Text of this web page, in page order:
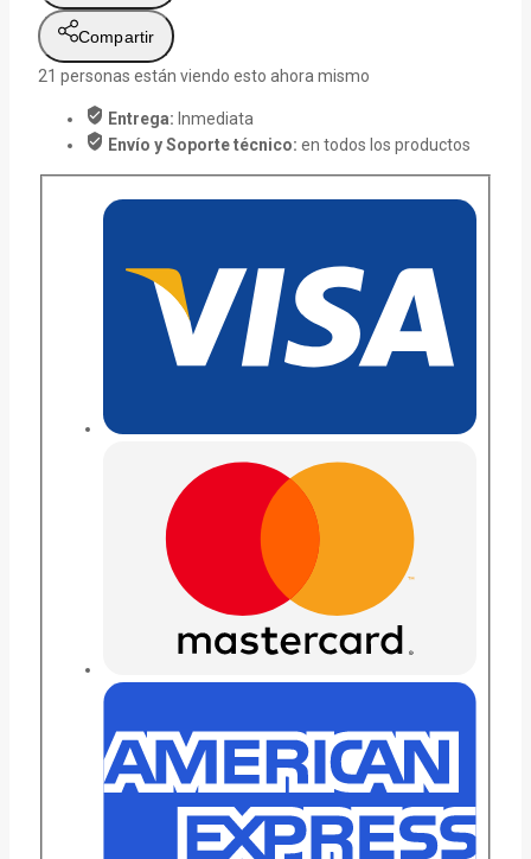
Compartir
21 personas están viendo esto ahora mismo
Entrega: Inmediata
Envío y Soporte técnico: en todos los productos